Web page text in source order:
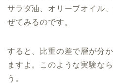
サラダ油、オリーブオイル
ぜてみるのです。
すると、比重の差で層が分
ますよ。このような実験な
う。